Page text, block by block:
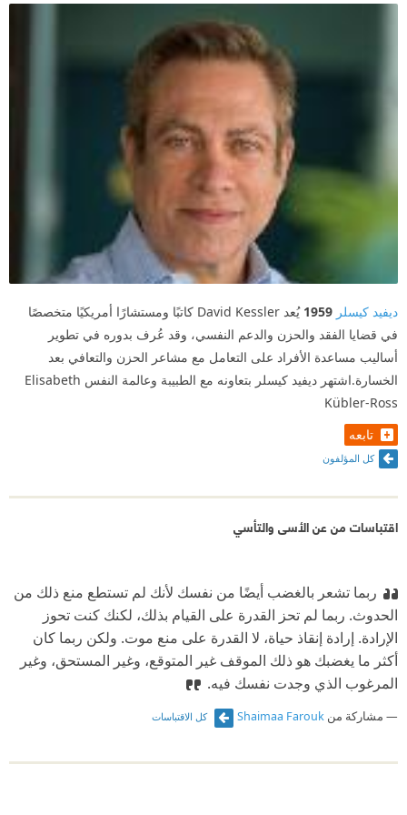
ديفيد كيسلر 1959
يُعد David Kessler كاتبًا ومستشارًا أمريكيًا متخصصًا
في قضايا الفقد والحزن والدعم النفسي، وقد عُرف بدوره في تطوير
أساليب مساعدة الأفراد على التعامل مع مشاعر الحزن والتعافي بعد
الخسارة.اشتهر ديفيد كيسلر بتعاونه مع الطبيبة وعالمة النفس Elisabeth
Kübler-Ross
تابعه
كل المؤلفون
اقتباسات من عن الأسى والتأسي
ربما تشعر بالغضب أيضًا من نفسك لأنك لم تستطع منع ذلك من
الحدوث. ربما لم تحز القدرة على القيام بذلك، لكنك كنت تحوز
الإرادة. إرادة إنقاذ حياة، لا القدرة على منع موت. ولكن ربما كان
أكثر ما يغضبك هو ذلك الموقف غير المتوقع، وغير المستحق، وغير
المرغوب الذي وجدت نفسك فيه.
مشاركة من Shaimaa Farouk كل الاقتباسات